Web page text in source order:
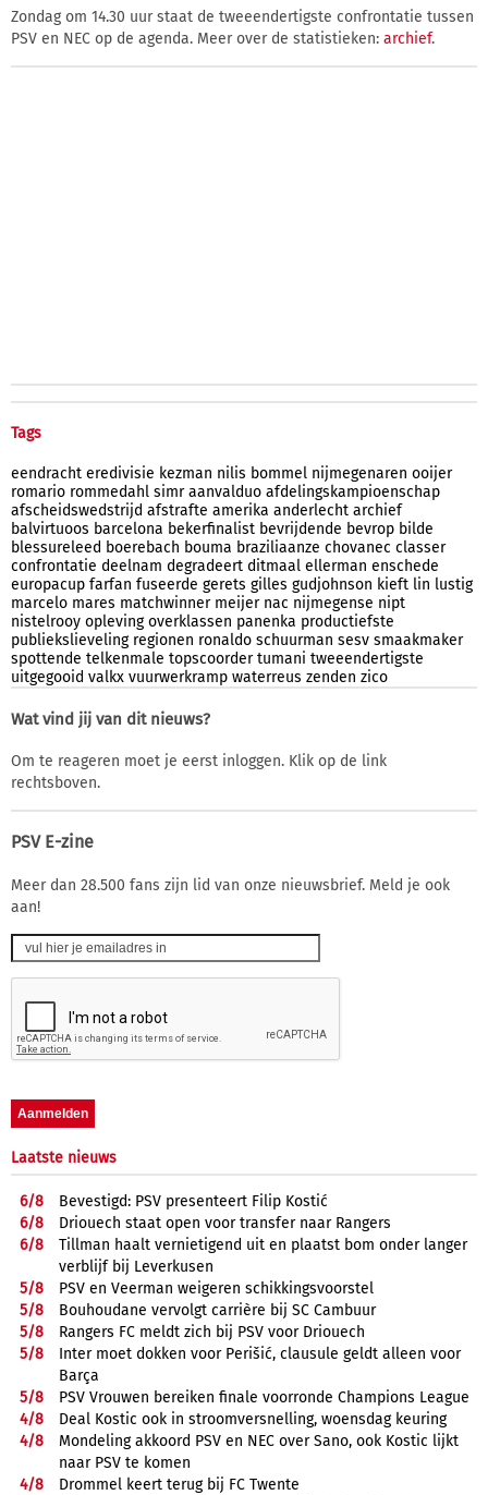
Zondag om 14.30 uur staat de tweeendertigste confrontatie tussen
PSV en NEC op de agenda. Meer over de statistieken: archief.
Tags
eendracht eredivisie kezman nilis bommel nijmegenaren ooijer
romario rommedahl simr aanvalduo afdelingskampioenschap
afscheidswedstrijd afstrafte amerika anderlecht archief
balvirtuoos barcelona bekerfinalist bevrijdende bevrop bilde
blessureleed boerebach bouma braziliaanze chovanec classer
confrontatie deelnam degradeert ditmaal ellerman enschede
europacup farfan fuseerde gerets gilles gudjohnson kieft lin lustig
marcelo mares matchwinner meijer nac nijmegense nipt
nistelrooy opleving overklassen panenka productiefste
publiekslieveling regionen ronaldo schuurman sesv smaakmaker
spottende telkenmale topscoorder tumani tweeendertigste
uitgegooid valkx vuurwerkramp waterreus zenden zico
Wat vind jij van dit nieuws?
Om te reageren moet je eerst inloggen. Klik op de link
rechtsboven.
PSV E-zine
Meer dan 28.500 fans zijn lid van onze nieuwsbrief. Meld je ook
aan!
Laatste nieuws
6/8
Bevestigd: PSV presenteert Filip Kostić
6/8
Driouech staat open voor transfer naar Rangers
6/8
Tillman haalt vernietigend uit en plaatst bom onder langer
verblijf bij Leverkusen
5/8
PSV en Veerman weigeren schikkingsvoorstel
5/8
Bouhoudane vervolgt carrière bij SC Cambuur
5/8
Rangers FC meldt zich bij PSV voor Driouech
5/8
Inter moet dokken voor Perišić, clausule geldt alleen voor
Barça
5/8
PSV Vrouwen bereiken finale voorronde Champions League
4/8
Deal Kostic ook in stroomversnelling, woensdag keuring
4/8
Mondeling akkoord PSV en NEC over Sano, ook Kostic lijkt
naar PSV te komen
4/8
Drommel keert terug bij FC Twente